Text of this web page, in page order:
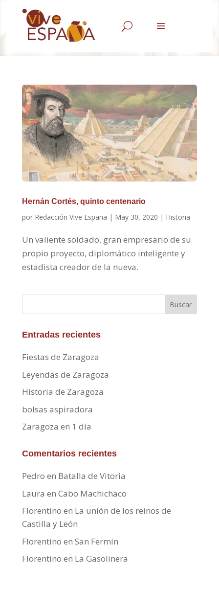
U
Hernán Cortés, quinto centenario
por Redacción Vive España | May 30, 2020 | Historia
Un valiente soldado, gran empresario de su
propio proyecto, diplomático inteligente y
estadista creador de la nueva.
Buscar
Entradas recientes
Fiestas de Zaragoza
Leyendas de Zaragoza
Historia de Zaragoza
bolsas aspiradora
Zaragoza en 1 día
Comentarios recientes
Pedro en Batalla de Vitoria
Laura en Cabo Machichaco
Florentino en La unión de los reinos de
Castilla y León
Florentino en San Fermín
Florentino en La Gasolinera